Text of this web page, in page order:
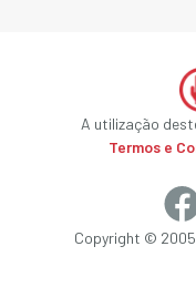
A utilização
Termos e
Copyright ©